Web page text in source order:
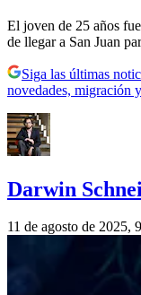
El joven de 25 años
de llegar a San Juan
Siga las últimas
novedades, migración
Darwin
11 de agosto de 2025,